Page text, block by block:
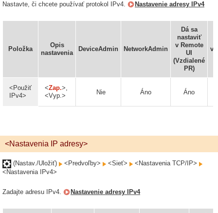
Nastavte, či chcete používať protokol IPv4. Nastavenie adresy IPv4
Položka
Opis
nastavenia
DeviceAdmin NetworkAdmin
Dá sa
nastaviť
v Remote
UI
(Vzdialené
PR)
<Použiť
IPv4>
<Zap.>,
<Vyp.>
Nie Áno Áno
<Nastavenia IP adresy>
(Nastav./Uložiť) <Predvoľby> <Sieť>
<Nastavenia TCP/IP>
<Nastavenia IPv4>
Zadajte adresu IPv4. Nastavenie adresy IPv4